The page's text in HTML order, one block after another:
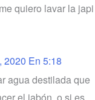
quiero lavar la japi
2020 En 5:18
agua destilada que